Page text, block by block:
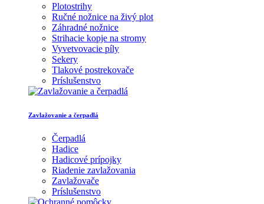
Plotostrihy
Ručné nožnice na živý plot
Záhradné nožnice
Strihacie kopje na stromy
Vyvetvovacie píly
Sekery
Tlakové postrekovače
Príslušenstvo
Zavlažovanie a čerpadlá
Čerpadlá
Hadice
Hadicové prípojky
Riadenie zavlažovania
Zavlažovače
Príslušenstvo